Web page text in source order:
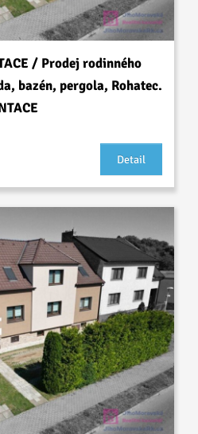
/ Prodej rodinného
bazén, pergola, Rohatec.
Detail